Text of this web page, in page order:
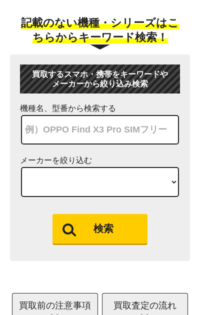
記載のない機種・シリーズはこ
ちらからキーワード検索！
買取するスマホ・携帯をキーワードや
メーカーから絞り込み検索
機種名、型番から検索する
メーカーを絞り込む
検索
買取前の注意事項 買取査定の流れ